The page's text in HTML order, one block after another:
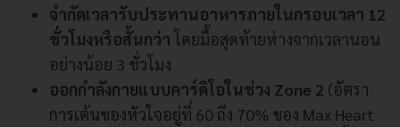
จำกัดเวลารับประทานอาหารภายในกรอบเวลา 12
ชั่วโมงหรือสั้นกว่า โดยมื้อสุดท้ายห่างจากเวลานอน
อย่างน้อย 3 ชั่วโมง
ออกกำลังกายแบบคาร์ดิโอในช่วง Zone 2 (อัตรา
การเต้นของหัวใจอยู่ที่ 60 ถึง 70% ของ Max Heart